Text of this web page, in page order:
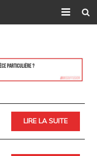
LIRE LA SUITE